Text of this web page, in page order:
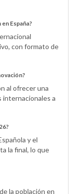
España?
con formato de
al ofrecer una
internacionales a
y el
la final, lo que
la población en